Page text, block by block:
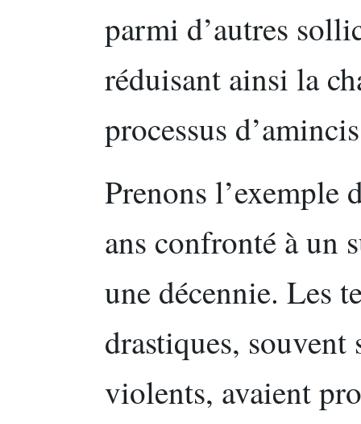
parmi d’autres
réduisant ainsi la
processus
Prenons l’exemple
ans confronté à un
une décennie. Les
drastiques, souvent
violents, avaient